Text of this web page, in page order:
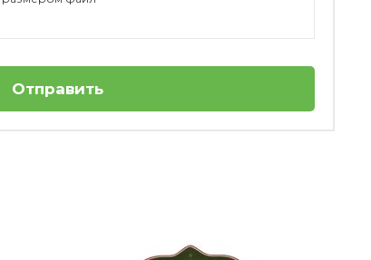
Отправить